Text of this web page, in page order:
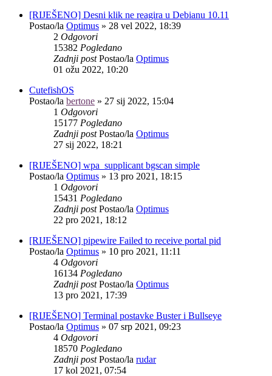
[RIJEŠENO] Desni klik ne reagira u Debianu 10.11
Postao/la Optimus » 28 vel 2022, 18:39
2 Odgovori
15382 Pogledano
Zadnji postPostao/la Optimus
01 ožu 2022, 10:20
CutefishOS
Postao/la bertone » 27 sij 2022, 15:04
1 Odgovori
15177 Pogledano
Zadnji postPostao/la Optimus
27 sij 2022, 18:21
[RIJEŠENO] wpa_supplicant bgscan simple
Postao/la Optimus » 13 pro 2021, 18:15
1 Odgovori
15431 Pogledano
Zadnji postPostao/la Optimus
22 pro 2021, 18:12
[RIJEŠENO] pipewire Failed to receive portal pid
Postao/la Optimus » 10 pro 2021, 11:11
4 Odgovori
16134 Pogledano
Zadnji postPostao/la Optimus
13 pro 2021, 17:39
[RIJEŠENO] Terminal postavke Buster i Bullseye
Postao/la Optimus » 07 srp 2021, 09:23
4 Odgovori
18570 Pogledano
Zadnji postPostao/la rudar
17 kol 2021, 07:54